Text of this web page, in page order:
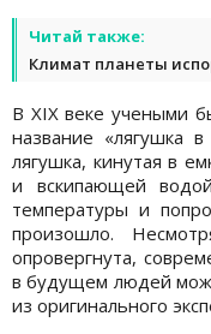
Читай также:
Климат планеты
В XIX веке учеными
название «лягушка
лягушка, кинутая в
и вскипающей
температуры и
произошло.
опровергнута,
в будущем людей
из оригинального